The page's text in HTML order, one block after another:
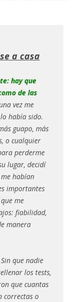
a casa
hay que
de las
vez me
había sido.
guapo, más
o cualquier
perderme
lugar, decidí
habían
importantes
me
fiabilidad,
manera
que nadie
los tests,
que cuantas
correctas o